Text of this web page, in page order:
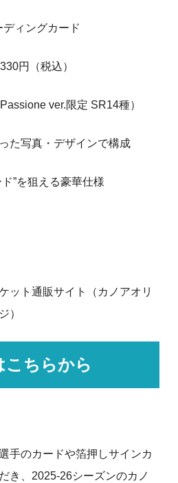
ィングカード
円（税込）
ver.限定 SR14種）
た写真・デザインで構成
”を狙える豪華仕様
ット通販サイト（カノアオリ
）
こちらから
手のカードや箔押しサインカ
き、2025-26シーズンのカノ